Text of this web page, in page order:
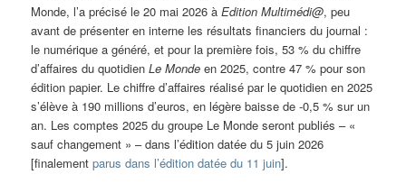
Monde, l’a précisé le 20 mai 2026 àEdition Multimédi@, peu
avant de présenter en interne les résultats financiers du journal :
le numérique a généré, et pour la première fois, 53 % du chiffre
d’affaires du quotidienLe Monde en 2025, contre 47 % pour son
édition papier. Le chiffre d’affaires réalisé par le quotidien en 2025
s’élève à 190 millions d’euros, en légère baisse de -0,5 % sur un
an. Les comptes 2025 du groupe Le Monde seront publiés – «
sauf changement » – dans l’édition datée du 5 juin 2026
[finalementparus dans l’édition datée du 11 juin].